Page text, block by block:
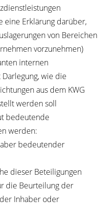
eine Erklärung darüber,
von Bereichen
vorzunehmen)
internen
wie die
aus dem KWG
werden soll
bedeutende
werden:
bedeutender
dieser Beteiligungen
die Beurteilung der
Inhaber oder